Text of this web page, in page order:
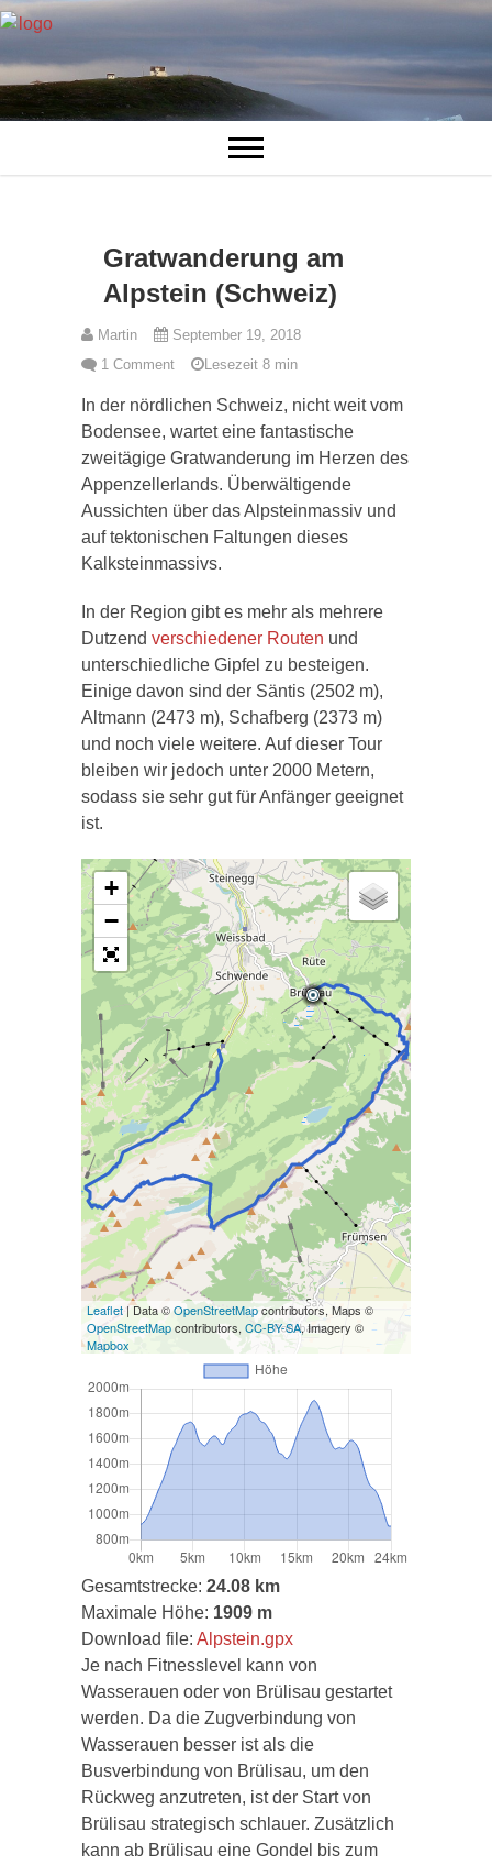
Gratwanderung am
Alpstein (Schweiz)
Martin
September 19, 2018
1 Comment
Lesezeit 8 min
In der nördlichen Schweiz, nicht weit vom
Bodensee, wartet eine fantastische
zweitägige Gratwanderung im Herzen des
Appenzellerlands. Überwältigende
Aussichten über das Alpsteinmassiv und
auf tektonischen Faltungen dieses
Kalksteinmassivs.
In der Region gibt es mehr als mehrere
Dutzend verschiedener Routen und
unterschiedliche Gipfel zu besteigen.
Einige davon sind der Säntis (2502 m),
Altmann (2473 m), Schafberg (2373 m)
und noch viele weitere. Auf dieser Tour
bleiben wir jedoch unter 2000 Metern,
sodass sie sehr gut für Anfänger geeignet
ist.
+
−
Leaflet | Data ©OpenStreetMapcontributors, Maps ©
OpenStreetMapcontributors, CC-BY-SA, Imagery ©
Mapbox
Gesamtstrecke: 24.08 km
Maximale Höhe: 1909 m
Download file: Alpstein.gpx
Je nach Fitnesslevel kann von
Wasserauen oder von Brülisau gestartet
werden. Da die Zugverbindung von
Wasserauen besser ist als die
Busverbindung von Brülisau, um den
Rückweg anzutreten, ist der Start von
Brülisau strategisch schlauer. Zusätzlich
kann ab Brülisau eine Gondel bis zum